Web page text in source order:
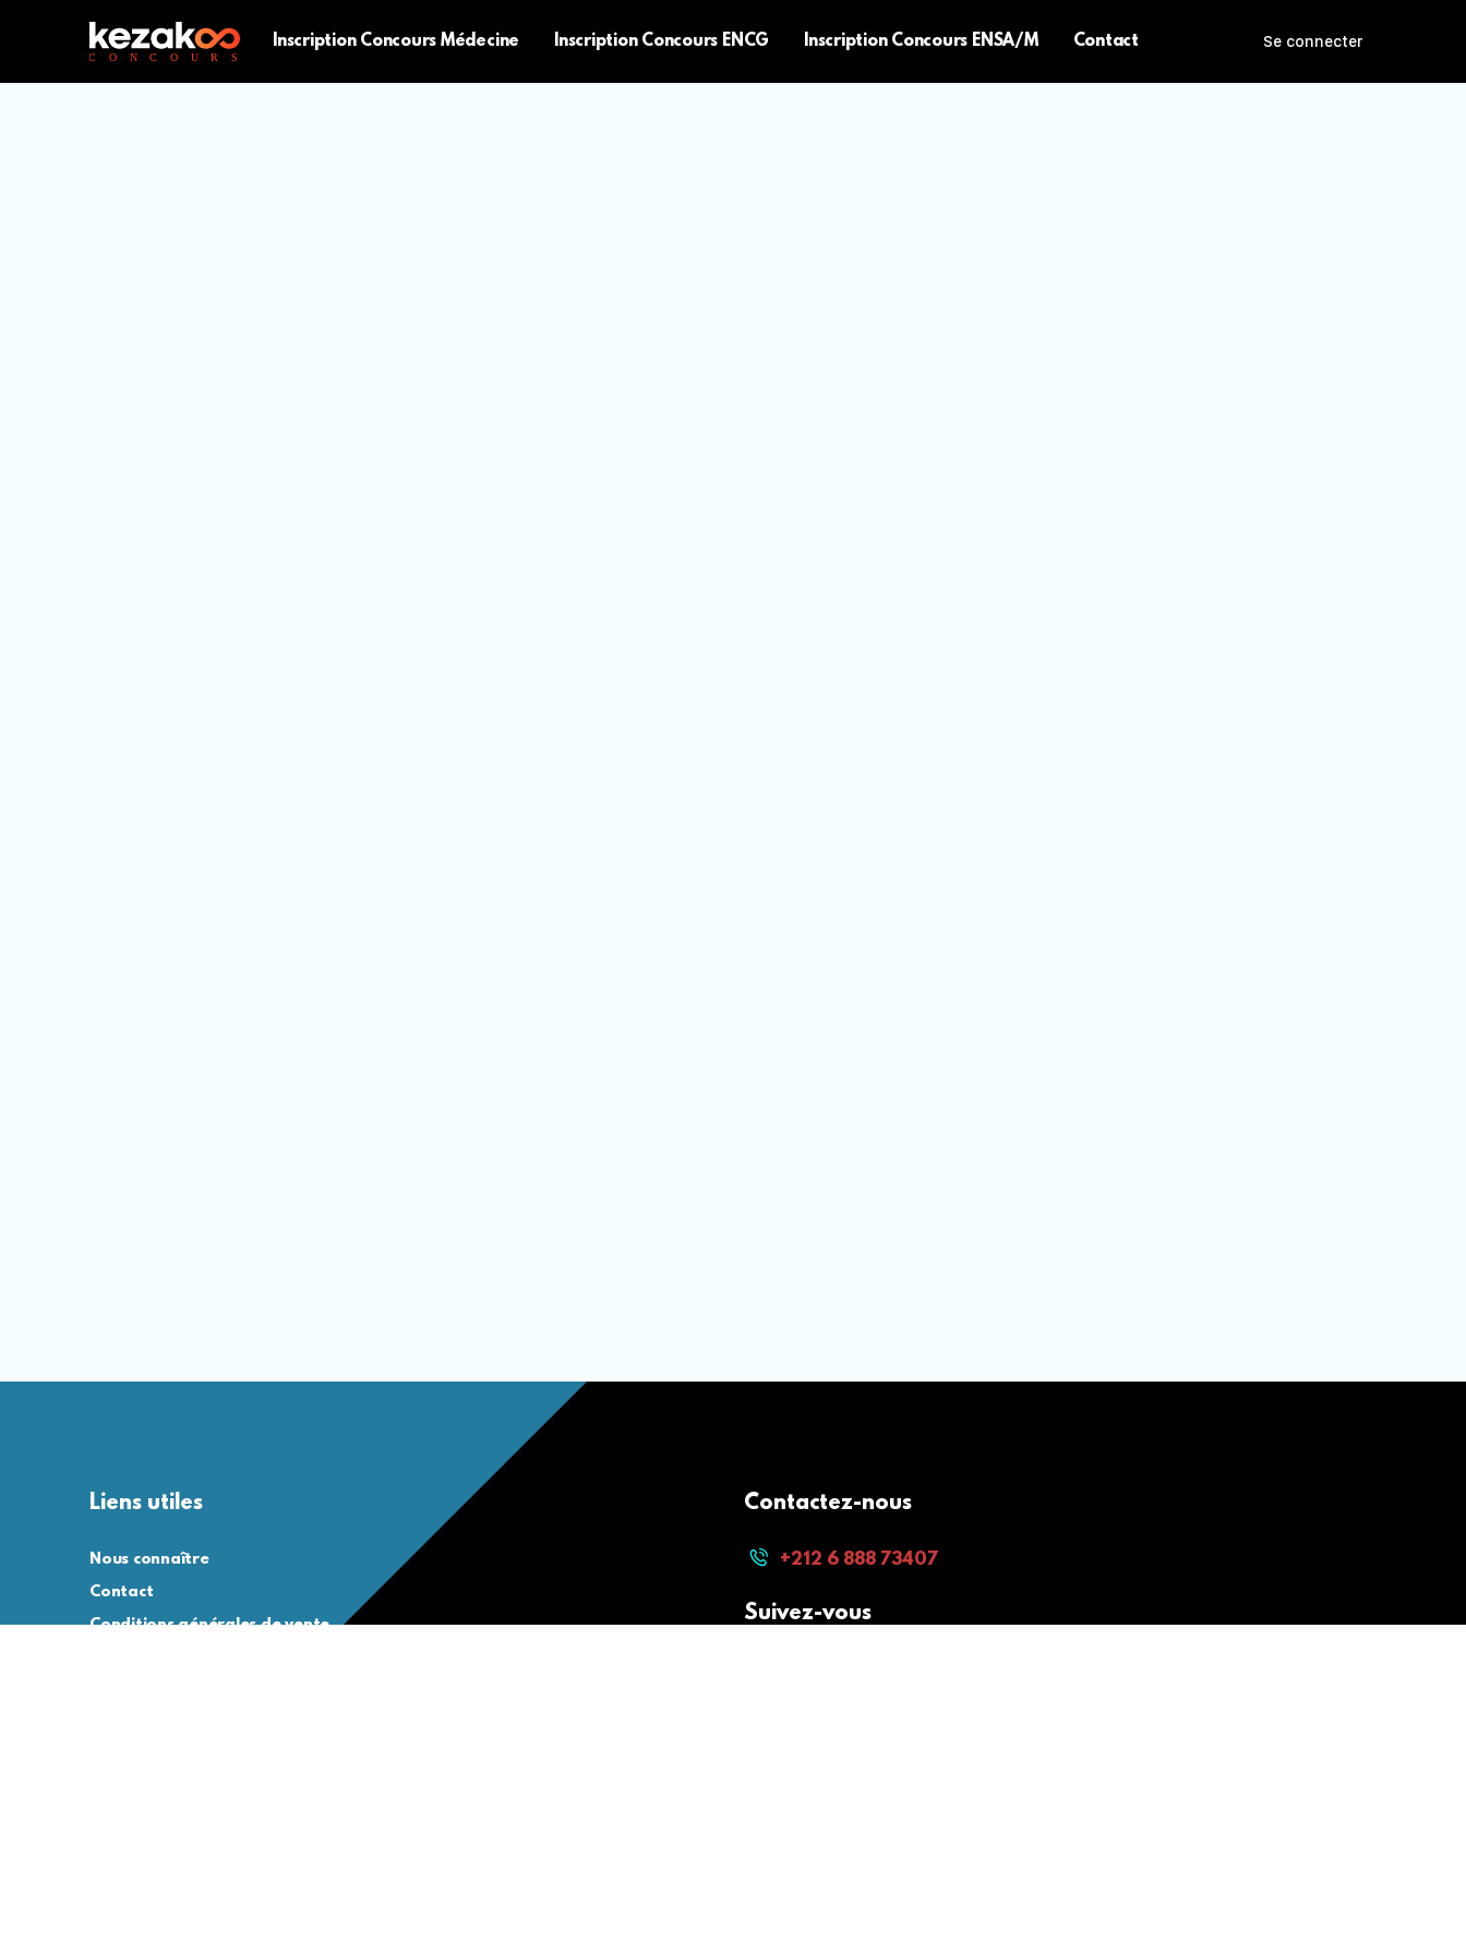
Inscription Concours Médecine Inscription Concours ENCG Inscription Concours ENSA/M Contact Se connecter
Liens utiles
Nous connaître
Contact
Conditions générales de vente
Contactez-nous
+212 6 888 73407
Suivez-vous